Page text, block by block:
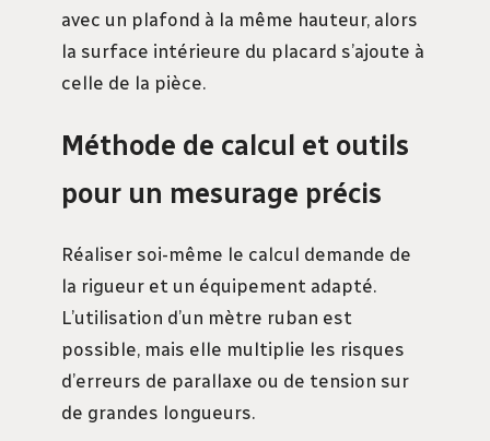
avec un plafond à la même hauteur, alors
la surface intérieure du placard s’ajoute à
celle de la pièce.
Méthode de calcul et outils
pour un mesurage précis
Réaliser soi-même le calcul demande de
la rigueur et un équipement adapté.
L’utilisation d’un mètre ruban est
possible, mais elle multiplie les risques
d’erreurs de parallaxe ou de tension sur
de grandes longueurs.